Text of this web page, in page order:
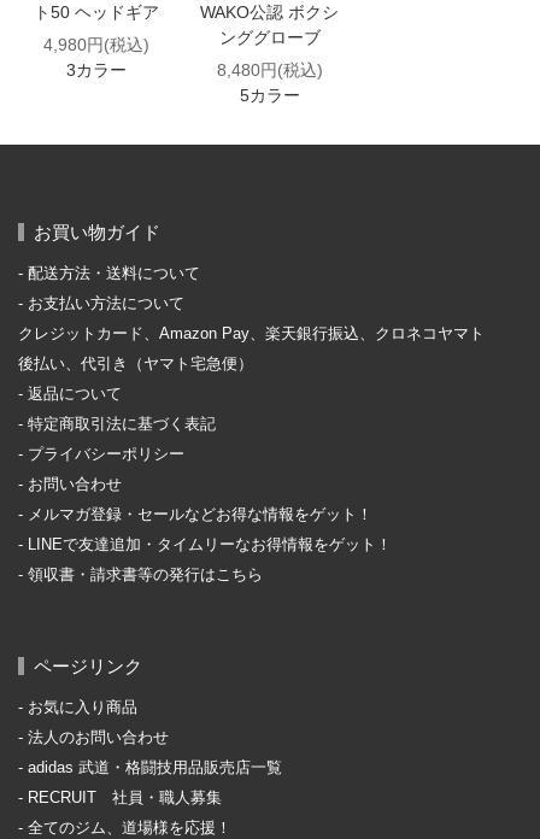
ト50 ヘッドギア
4,980円(税込)
3カラー
WAKO公認 ボクシ
ンググローブ
8,480円(税込)
5カラー
お買い物ガイド
配送方法・送料について
お支払い方法について
クレジットカード、Amazon Pay、楽天銀行振込、クロネコヤマト
後払い、代引き（ヤマト宅急便）
返品について
特定商取引法に基づく表記
プライバシーポリシー
お問い合わせ
メルマガ登録・セールなどお得な情報をゲット！
LINEで友達追加・タイムリーなお得情報をゲット！
領収書・請求書等の発行はこちら
ページリンク
お気に入り商品
法人のお問い合わせ
adidas 武道・格闘技用品販売店一覧
RECRUIT 社員・職人募集
全てのジム、道場様を応援！